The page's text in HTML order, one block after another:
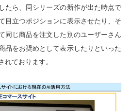
たら、同シリーズの新作が出た時点で
目立つポジションに表示させたり、そ
同じ商品を注文した別のユーザーさん
品をお奨めとして表示したりといった
れております。